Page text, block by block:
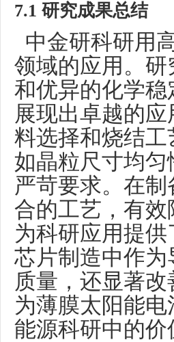
7.1 研究成果总结
中金研科研用
领域的应用。
和优异的化学
展现出卓越的
料选择和烧结
如晶粒尺寸均
严苛要求。在
合的工艺，有
为科研应用提
芯片制造中作
质量，还显著
为薄膜太阳能
能源科研中的价